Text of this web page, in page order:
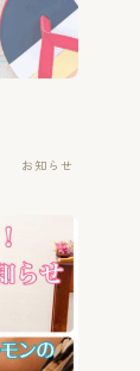
お知らせ